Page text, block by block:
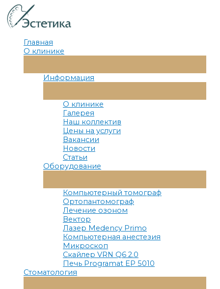
Перейти
к
содержимому
Главная
О клинике
Меню
Информация
Меню
О клинике
Галерея
Наш коллектив
Цены на услуги
Вакансии
Новости
Статьи
Оборудование
Меню
Компьютерный томограф
Ортопантомограф
Лечение озоном
Вектор
Лазер Medency Primo
Компьютерная анестезия
Микроскоп
Скайлер VRN Q6 2.0
Печь Programat EP 5010
Стоматология